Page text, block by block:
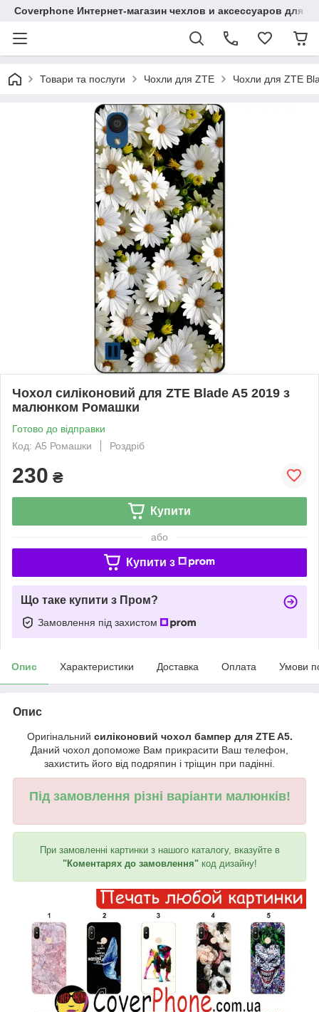
Coverphone Интернет-магазин чехлов и аксессуаров для
Товари та послуги Чохли для ZTE Чохли для ZTE
Чохол силіконовий для ZTE Blade A5 2019 з
малюнком Ромашки
Готово до відправки
Код: A5 Ромашки
Роздріб
230 ₴
Купити
або
Купити з
Що таке купити з Пром?
Замовлення під захистом
Опис Характеристики Доставка Оплата Умови
Опис
Оригінальний силіконовий чохол бампер для ZTE A5.
Даний чохол допоможе Вам прикрасити Ваш телефон,
захистить його від подряпин і тріщин при падінні.
Під замовлення різні варіанти малюнків!
При замовленні картинки з нашого каталогу, вказуйте в
"Коментарях до замовлення"код дизайну!